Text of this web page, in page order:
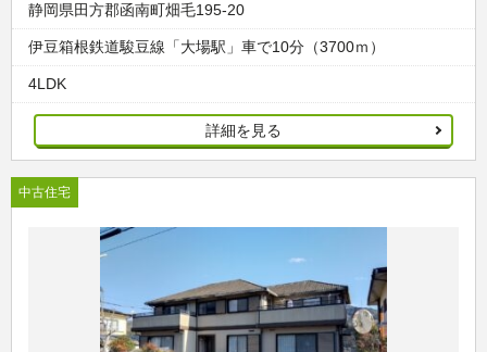
静岡県田方郡函南町畑毛195-20
伊豆箱根鉄道駿豆線「大場駅」車で10分（3700ｍ）
4LDK
詳細を見る
中古住宅